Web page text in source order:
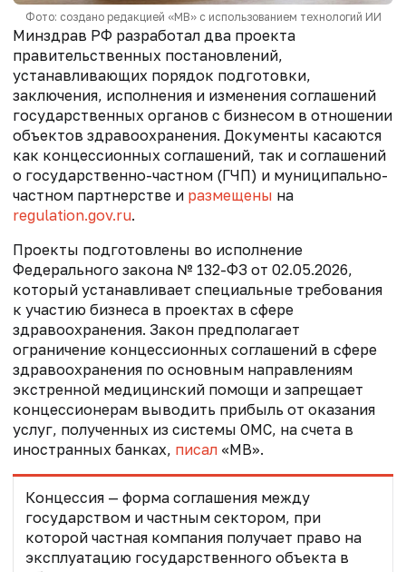
Фото: создано редакцией «МВ» с использованием технологий ИИ
Минздрав РФ разработал два проекта
правительственных постановлений,
устанавливающих порядок подготовки,
заключения, исполнения и изменения соглашений
государственных органов с бизнесом в отношении
объектов здравоохранения. Документы касаются
как концессионных соглашений, так и соглашений
о государственно-частном (ГЧП) и муниципально-
частном партнерстве и размещены на
regulation.gov.ru.
Проекты подготовлены во исполнение
Федерального закона № 132-ФЗ от 02.05.2026,
который устанавливает специальные требования
к участию бизнеса в проектах в сфере
здравоохранения. Закон предполагает
ограничение концессионных соглашений в сфере
здравоохранения по основным направлениям
экстренной медицинский помощи и запрещает
концессионерам выводить прибыль от оказания
услуг, полученных из системы ОМС, на счета в
иностранных банках, писал «МВ».
Концессия — форма соглашения между
государством и частным сектором, при
которой частная компания получает право на
эксплуатацию государственного объекта в